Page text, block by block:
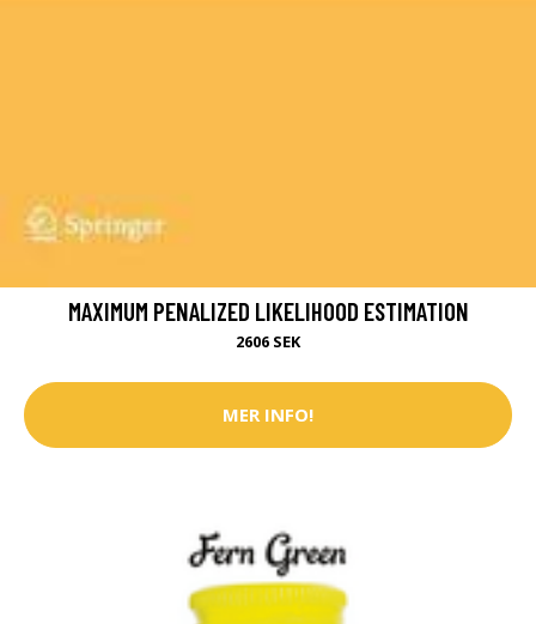
MAXIMUM PENALIZED LIKELIHOOD ESTIMATION
2606 SEK
MER INFO!